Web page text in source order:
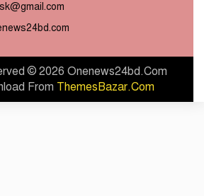
© 2026 Onenews24bd.Com
From ThemesBazar.Com